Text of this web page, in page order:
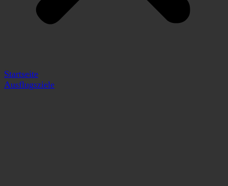
Startseite
Ausflugsziele